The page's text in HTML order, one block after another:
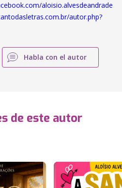
aloisio.alvesdeandrade
autor.php?
Habla con el autor
de este autor